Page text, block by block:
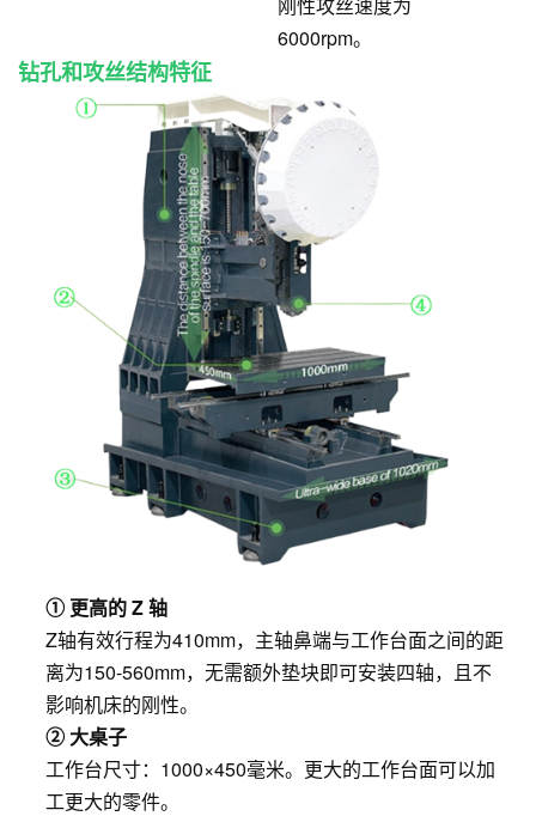
6000rpm。
钻孔和攻丝结构特征
① 更高的 Z 轴
Z轴有效行程为410mm，主轴鼻端与工作台面之间的距
离为150-560mm，无需额外垫块即可安装四轴，且不
影响机床的刚性。
② 大桌子
工作台尺寸：1000×450毫米。更大的工作台面可以加
工更大的零件。